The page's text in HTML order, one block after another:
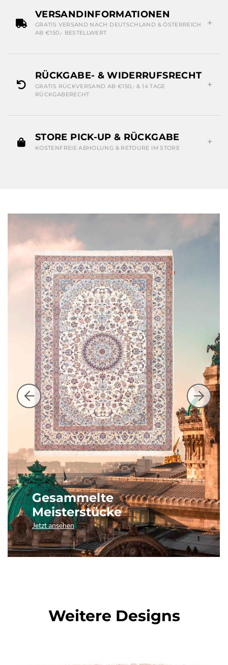
VERSANDINFORMATIONEN
GRATIS VERSAND NACH DEUTSCHLAND & ÖSTERREICH
AB €150,- BESTELLWERT
RÜCKGABE- & WIDERRUFSRECHT
GRATIS RÜCKVERSAND AB €150,- & 14 TAGE
RÜCKGABERECHT
STORE PICK-UP & RÜCKGABE
KOSTENFREIE ABHOLUNG & RETOURE IM STORE
Gesammelte
Meisterstücke
Jetzt ansehen
Weitere Designs